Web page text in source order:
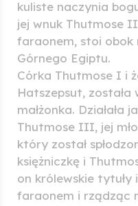
kuliste naczynia
jej wnuk Thutmose
faraonem, stoi obok
Górnego Egiptu.
Córka Thutmose I i
Hatszepsut, została
małżonka. Działała
Thutmose III, jej
który został
księżniczkę i
on królewskie tytuły
faraonem i rządząc